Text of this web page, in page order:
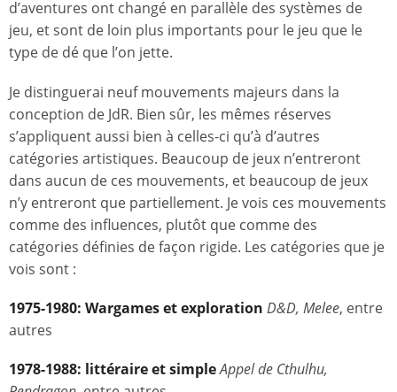
d’aventures ont changé en parallèle des systèmes de
jeu, et sont de loin plus importants pour le jeu que le
type de dé que l’on jette.
Je distinguerai neuf mouvements majeurs dans la
conception de JdR. Bien sûr, les mêmes réserves
s’appliquent aussi bien à celles-ci qu’à d’autres
catégories artistiques. Beaucoup de jeux n’entreront
dans aucun de ces mouvements, et beaucoup de jeux
n’y entreront que partiellement. Je vois ces mouvements
comme des influences, plutôt que comme des
catégories définies de façon rigide. Les catégories que je
vois sont :
1975-1980: Wargames et exploration D&D, Melee, entre
autres
1978-1988: littéraire et simpleAppel de Cthulhu,